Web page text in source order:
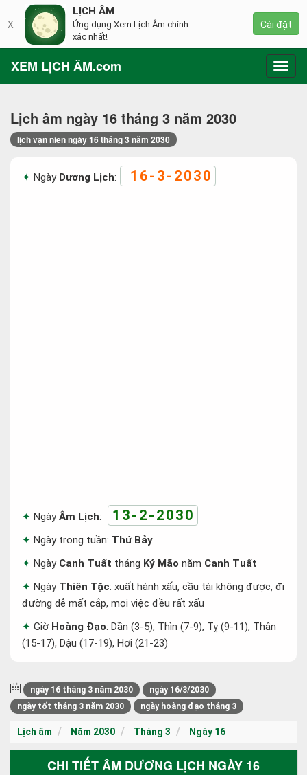
XEM LỊCH ÂM.com
Lịch âm ngày 16 tháng 3 năm 2030
lịch vạn niên ngày 16 tháng 3 năm 2030
Ngày Dương Lịch: 16-3-2030
NgàyÂm Lịch: 13-2-2030
Ngày trong tuần: Thứ Bảy
Ngày Canh Tuất tháng Kỷ Mão năm Canh Tuất
Ngày Thiên Tặc: xuất hành xấu, cầu tài không được, đi
đường dễ mất cắp, mọi việc đều rất xấu
Giờ Hoàng Đạo: Dần (3-5), Thìn (7-9), Tỵ (9-11), Thân
(15-17), Dậu (17-19), Hợi (21-23)
ngày 16 tháng 3 năm 2030
ngày 16/3/2030
ngày tốt tháng 3 năm 2030
ngày hoàng đạo tháng 3
Lịch âm Năm 2030 Tháng 3 Ngày 16
CHI TIẾT ÂM DƯƠNG LỊCH NGÀY 16
X
LỊCH ÂM
Ứng dụng Xem Lịch Âm chính
xác nhất!
Cài đặt